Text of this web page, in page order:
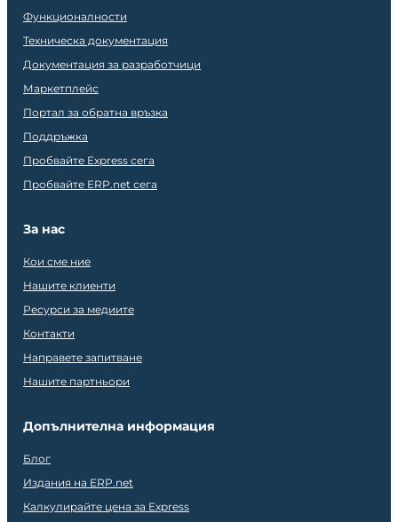
Функционалности
Техническа документация
Документация за разработчици
Маркетплейс
Портал за обратна връзка
Поддръжка
Пробвайте Express сега
Пробвайте ERP.net сега
За нас
Кои сме ние
Нашите клиенти
Ресурси за медиите
Контакти
Направете запитване
Нашите партньори
Допълнителна информация
Блог
Издания на ERP.net
Калкулирайте цена за Express